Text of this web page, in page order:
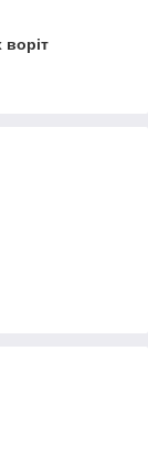
воріт